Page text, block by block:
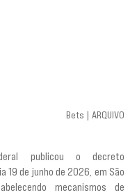
Bets | ARQUIVO
publicou o decreto
19 de junho de 2026, em São
mecanismos de